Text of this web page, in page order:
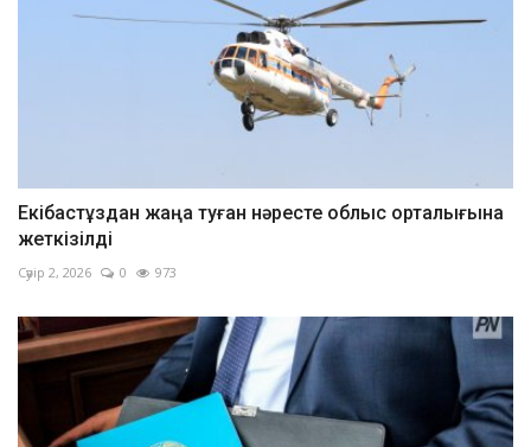
Екібастұздан жаңа туған нәресте облыс орталығына
жеткізілді
Сәуір 2, 2026 0 973